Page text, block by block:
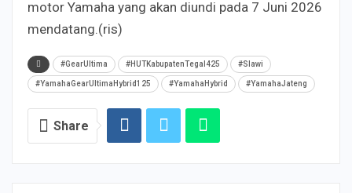
motor Yamaha yang akan diundi pada 7 Juni 2026
mendatang.(ris)
#GearUltima #HUTKabupatenTegal425 #Slawi
#YamahaGearUltimaHybrid125 #YamahaHybrid #YamahaJateng
Share